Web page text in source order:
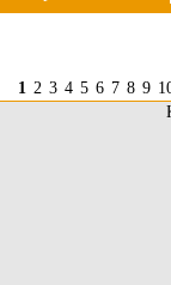
1 2 3 4 5 6 7 8 9